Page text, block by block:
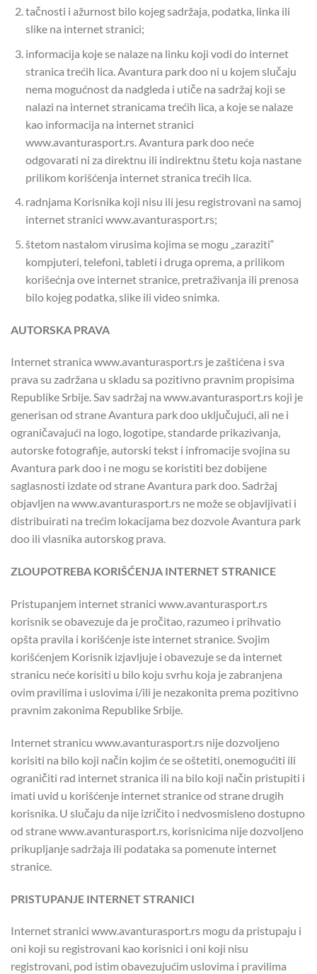
tačnosti i ažurnost bilo kojeg sadržaja, podatka, linka ili
slike na internet stranici;
informacija koje se nalaze na linku koji vodi do internet
stranica trećih lica. Avantura park doo ni u kojem slučaju
nema mogućnost da nadgleda i utiče na sadržaj koji se
nalazi na internet stranicama trećih lica, a koje se nalaze
kao informacija na internet stranici
www.avanturasport.rs. Avantura park doo neće
odgovarati ni za direktnu ili indirektnu štetu koja nastane
prilikom korišćenja internet stranica trećih lica.
radnjama Korisnika koji nisu ili jesu registrovani na samoj
internet stranici www.avanturasport.rs;
štetom nastalom virusima kojima se mogu „zaraziti“
kompjuteri, telefoni, tableti i druga oprema, a prilikom
korišećnja ove internet stranice, pretraživanja ili prenosa
bilo kojeg podatka, slike ili video snimka.
AUTORSKA PRAVA
Internet stranica www.avanturasport.rs je zaštićena i sva
prava su zadržana u skladu sa pozitivno pravnim propisima
Republike Srbije. Sav sadržaj na www.avanturasport.rs koji je
generisan od strane Avantura park doo uključujući, ali ne i
ograničavajući na logo, logotipe, standarde prikazivanja,
autorske fotografije, autorski tekst i infromacije svojina su
Avantura park doo i ne mogu se koristiti bez dobijene
saglasnosti izdate od strane Avantura park doo. Sadržaj
objavljen na www.avanturasport.rs ne može se objavljivati i
distribuirati na trećim lokacijama bez dozvole Avantura park
doo ili vlasnika autorskog prava.
ZLOUPOTREBA KORIŠĆENJA INTERNET STRANICE
Pristupanjem internet stranici www.avanturasport.rs
korisnik se obavezuje da je pročitao, razumeo i prihvatio
opšta pravila i korišćenje iste internet stranice. Svojim
korišćenjem Korisnik izjavljuje i obavezuje se da internet
stranicu neće korisiti u bilo koju svrhu koja je zabranjena
ovim pravilima i uslovima i/ili je nezakonita prema pozitivno
pravnim zakonima Republike Srbije.
Internet stranicu www.avanturasport.rs nije dozvoljeno
korisiti na bilo koji način kojim će se oštetiti, onemogućiti ili
ograničiti rad internet stranica ili na bilo koji način pristupiti i
imati uvid u korišćenje internet stranice od strane drugih
korisnika. U slučaju da nije izričito i nedvosmisleno dostupno
od strane www.avanturasport.rs, korisnicima nije dozvoljeno
prikupljanje sadržaja ili podataka sa pomenute internet
stranice.
PRISTUPANJE INTERNET STRANICI
Internet stranici www.avanturasport.rs mogu da pristupaju i
oni koji su registrovani kao korisnici i oni koji nisu
registrovani, pod istim obavezujućim uslovima i pravilima